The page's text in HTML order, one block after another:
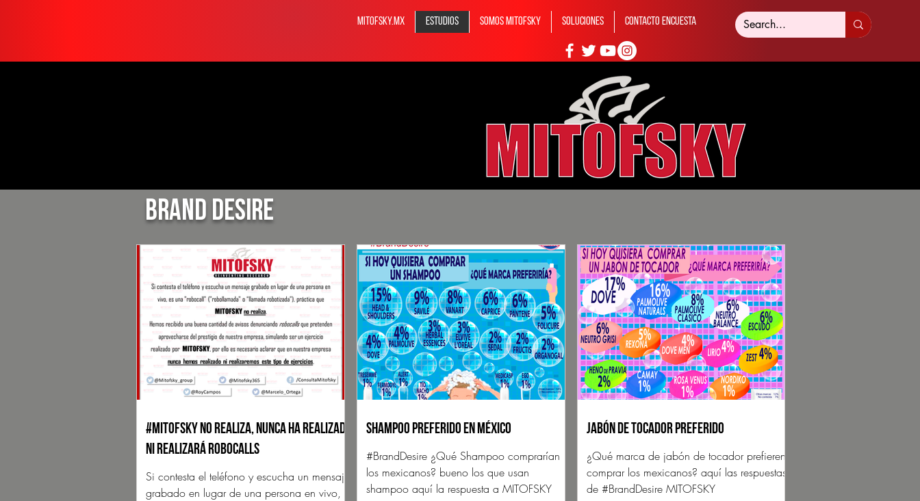
MITOFSKY.MX ESTUDIOS Somos MITOFSKY Soluciones Contacto Encuesta
BRAND DESIRE
#Mitofsky no realiza, nunca ha realizado
ni realizará robocalls
Si contesta el teléfono y escucha un mensaje
grabado en lugar de una persona en vivo,
Shampoo preferido en México
#BrandDesire ¿Qué Shampoo comprarían
los mexicanos? bueno los que usan
shampoo aquí la respuesta a MITOFSKY
Jabón de tocador preferido
¿Qué marca de jabón de tocador prefieren
comprar los mexicanos? aquí las respuestas
de #BrandDesire MITOFSKY